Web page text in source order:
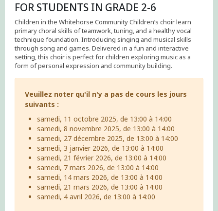
FOR STUDENTS IN GRADE 2-6
Children in the Whitehorse Community Children’s choir learn
primary choral skills of teamwork, tuning, and a healthy vocal
technique foundation. Introducing singing and musical skills
through song and games. Delivered in a fun and interactive
setting, this choir is perfect for children exploring music as a
form of personal expression and community building.
Veuillez noter qu'il n'y a pas de cours les jours
suivants :
samedi, 11 octobre 2025, de 13:00 à 14:00
samedi, 8 novembre 2025, de 13:00 à 14:00
samedi, 27 décembre 2025, de 13:00 à 14:00
samedi, 3 janvier 2026, de 13:00 à 14:00
samedi, 21 février 2026, de 13:00 à 14:00
samedi, 7 mars 2026, de 13:00 à 14:00
samedi, 14 mars 2026, de 13:00 à 14:00
samedi, 21 mars 2026, de 13:00 à 14:00
samedi, 4 avril 2026, de 13:00 à 14:00